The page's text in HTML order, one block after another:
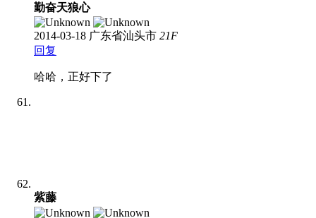
勤奋天狼心
2014-03-18 广东省汕头市 21F
回复
哈哈，正好下了
紫藤